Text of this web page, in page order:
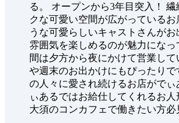
る。 オープンから3年目突入！
クな可愛い空間が広がっているお
うな可愛らしいキャストさんが
雰囲気を楽しめるのが魅力にな
間は夕方から夜にかけて営業して
や週末のお出かけにもぴったりで
の人々に愛され続けるお店がで
ぃあるではお給仕してくれるお
大須のコンカフェで働きたい方必